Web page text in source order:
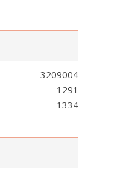
3209004
1291
1334